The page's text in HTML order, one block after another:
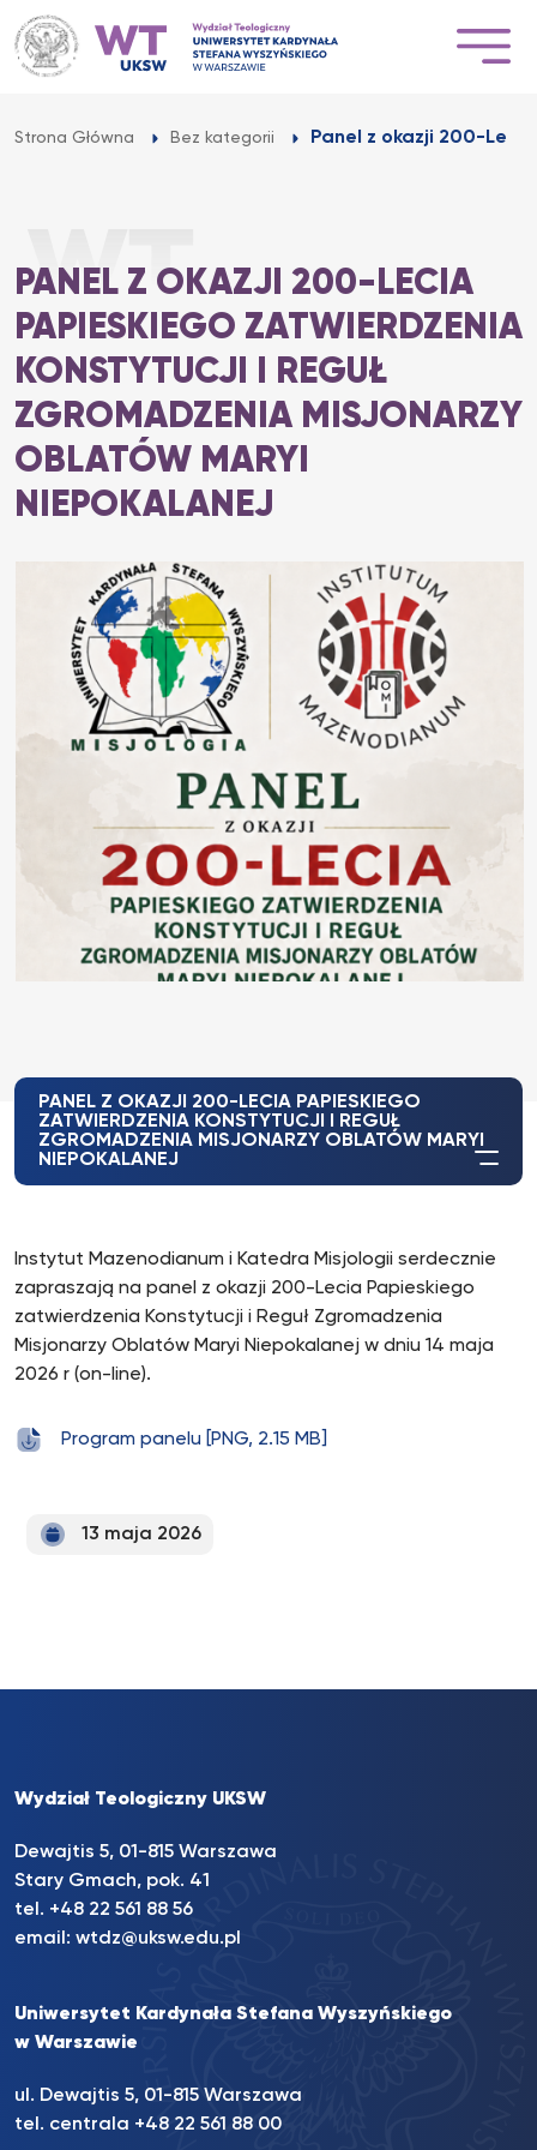
Przejdź
do
treści
Strona Główna Bez kategorii Panel z okazji 200-
PANEL Z OKAZJI 200-LECIA
PAPIESKIEGO ZATWIERDZENIA
KONSTYTUCJI I REGUŁ
ZGROMADZENIA MISJONARZY
OBLATÓW MARYI
NIEPOKALANEJ
PANEL Z OKAZJI 200-LECIA PAPIESKIEGO
ZATWIERDZENIA KONSTYTUCJI I REGUŁ
ZGROMADZENIA MISJONARZY OBLATÓW MARYI
NIEPOKALANEJ
Instytut Mazenodianum i Katedra Misjologii serdecznie
zapraszają na panel z okazji 200-Lecia Papieskiego
zatwierdzenia Konstytucji i Reguł Zgromadzenia
Misjonarzy Oblatów Maryi Niepokalanej w dniu 14 maja
2026 r (on-line).
Program panelu [PNG, 2.15 MB]
13 maja 2026
Wydział Teologiczny UKSW
Dewajtis 5, 01-815 Warszawa
Stary Gmach, pok. 41
tel. +48 22 561 88 56
email: wtdz@uksw.edu.pl
Uniwersytet Kardynała Stefana Wyszyńskiego
w Warszawie
ul. Dewajtis 5, 01-815 Warszawa
tel. centrala +48 22 561 88 00